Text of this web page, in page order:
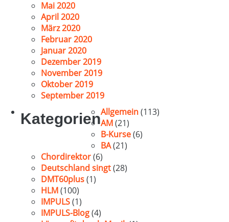
Mai 2020
April 2020
März 2020
Februar 2020
Januar 2020
Dezember 2019
November 2019
Oktober 2019
September 2019
KategorienAllgemein(113)
AM(21)
B-Kurse(6)
BA(21)
Chordirektor(6)
Deutschland singt(28)
DMT60plus(1)
HLM(100)
IMPULS(1)
IMPULS-Blog(4)